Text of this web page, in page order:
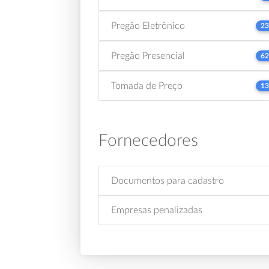
Pregão Eletrônico
Pregão Presencial
Tomada de Preço
Fornecedores
Documentos para cadastro
Empresas penalizadas